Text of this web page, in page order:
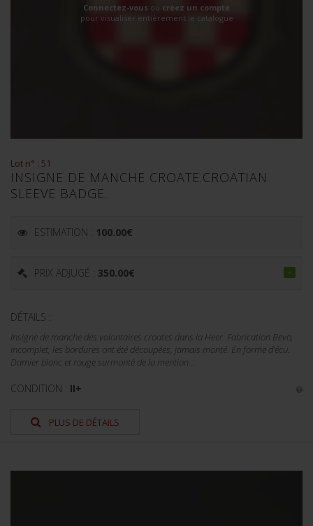
Connectez-vous ou créez un compte
pour visualiser entièrement le catalogue
Lot n° : 51
INSIGNE DE MANCHE CROATE.CROATIAN
SLEEVE BADGE.
ESTIMATION : 100.00€
PRIX ADJUGÉ : 350.00€
DÉTAILS :
Insigne de manche des volontaires croates dans la Heer. Fabrication Bevo,
incomplet, les bordures ont été découpées, jamais monté. En forme d'écu.
Damier blanc et rouge surmonté de la mention...
CONDITION : II+
PLUS DE DÉTAILS